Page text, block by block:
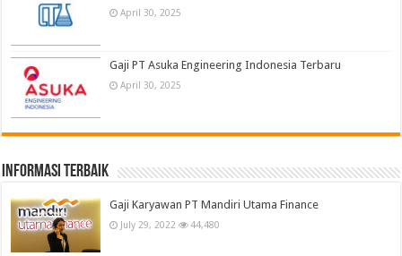
April 30, 2025
Gaji PT Asuka Engineering Indonesia Terbaru
April 30, 2025
informasi terbaik
Gaji Karyawan PT Mandiri Utama Finance
July 29, 2022 44,480